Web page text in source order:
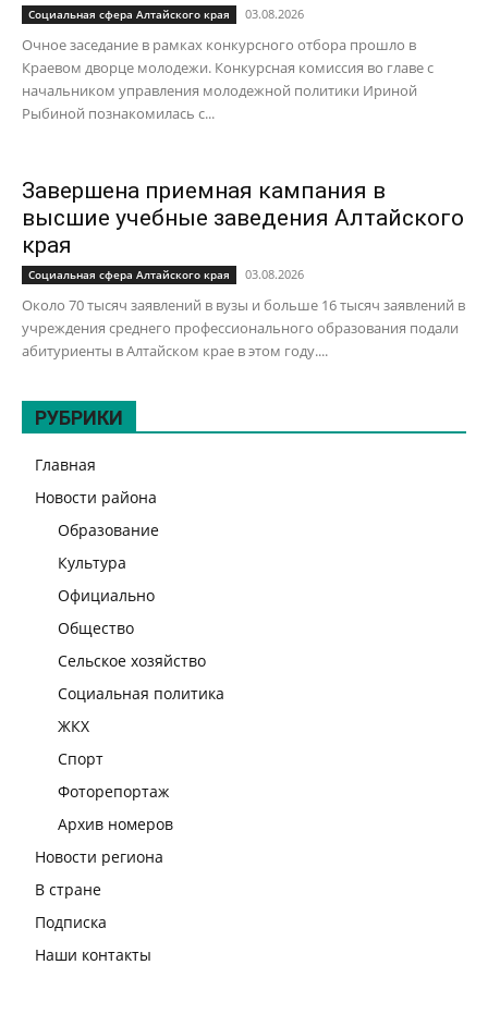
Социальная сфера Алтайского края 03.08.2026
Очное заседание в рамках конкурсного отбора прошло в
Краевом дворце молодежи. Конкурсная комиссия во главе с
начальником управления молодежной политики Ириной
Рыбиной познакомилась с...
Завершена приемная кампания в
высшие учебные заведения Алтайского
края
Социальная сфера Алтайского края 03.08.2026
Около 70 тысяч заявлений в вузы и больше 16 тысяч заявлений в
учреждения среднего профессионального образования подали
абитуриенты в Алтайском крае в этом году....
РУБРИКИ
Главная
Новости района
Образование
Культура
Официально
Общество
Сельское хозяйство
Социальная политика
ЖКХ
Спорт
Фоторепортаж
Архив номеров
Новости региона
В стране
Подписка
Наши контакты